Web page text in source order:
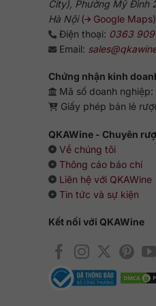
City), Phường Mỹ Đình
Hà Nội( Google Maps)
Điện thoại: 0363
Email:
Chứng nhận kinh
Mã số doanh nghiệp:
Giấy phép bán lẻ
QKAWine - Chuyên
Về chúng tôi
Thông cáo báo chí
Liên hệ với QKAWine
Tin tức và sự kiện
Kết nối với QKAWine